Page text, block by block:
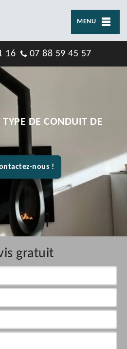
MENU
16 07 88 59 45 57
DE CONDUIT DE
nous !
gratuit